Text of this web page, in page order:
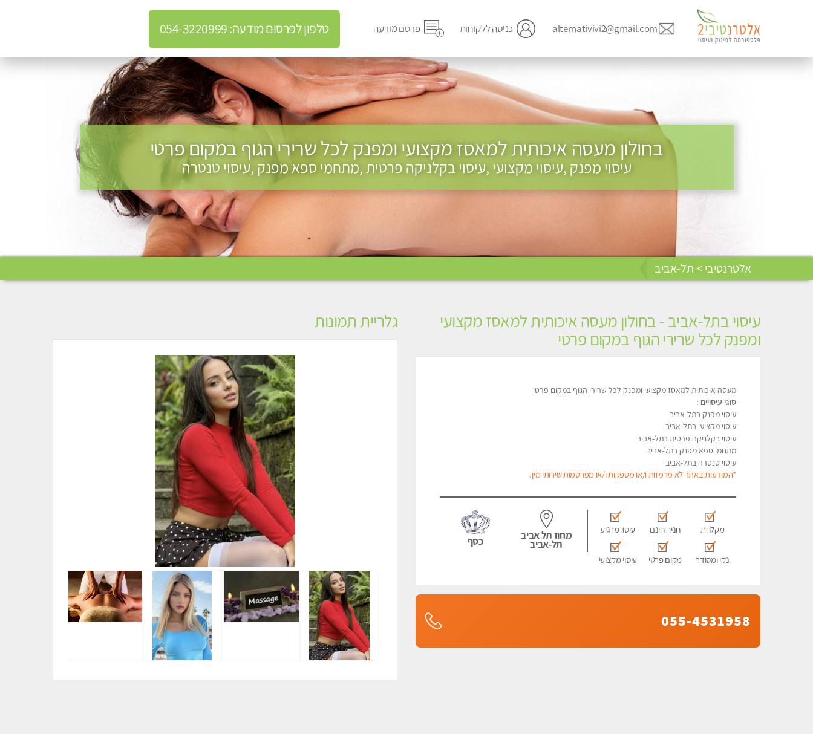
alternativivi2@gmail.com כניסה ללקוחות פרסם מודעה טלפון לפרסום מודעה: 054-3220999
בחולון מעסה איכותית למאסז מקצועי ומפנק לכל שרירי הגוף במקום פרטי
עיסוי מפנק ,עיסוי מקצועי ,עיסוי בקלניקה פרטית ,מתחמי ספא מפנק ,עיסוי טנטרה
אלטרנטיבי > תל-אביב
עיסוי בתל-אביב - בחולון מעסה איכותית למאסז מקצועי
ומפנק לכל שרירי הגוף במקום פרטי
מעסה איכותית למאסז מקצועי ומפנק לכל שרירי הגוף במקום פרטי
סוגי עיסויים :
עיסוי מפנק בתל-אביב
עיסוי מקצועי בתל-אביב
עיסוי בקלניקה פרטית בתל-אביב
מתחמי ספא מפנק בתל-אביב
עיסוי טנטרה בתל-אביב
*המודעות באתר לא מרמזות ו/או מספקות ו/או מפרסמות שירותי מין.
מקלחת חניה חינם עיסוי מרגיע
נקי ומסודר מקום פרטי עיסוי מקצועי
מחוז תל אביב
תל-אביב כסף
055-4531958
גלריית תמונות